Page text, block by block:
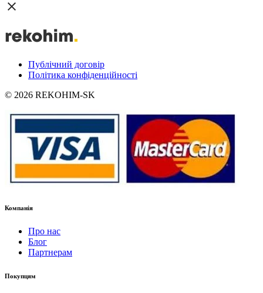
Публічний договір
Політика конфіденційності
© 2026 REKOHIM-SK
Компанія
Про нас
Блог
Партнерам
Покупцям